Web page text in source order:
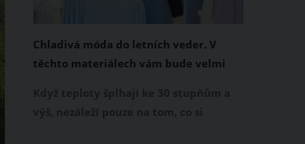
Chladivá móda do letních veder. V
těchto materiálech vám bude velmi